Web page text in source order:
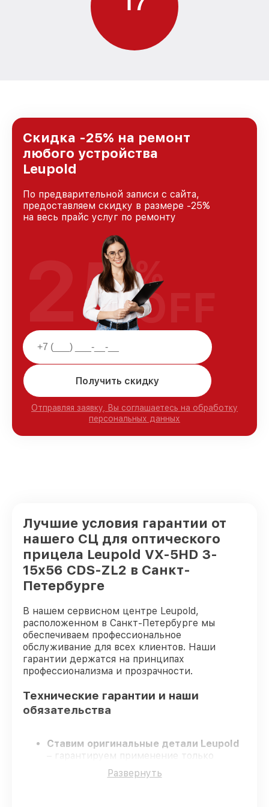
Скидка -25% на ремонт
любого устройства
Leupold
По предварительной записи с сайта,
предоставляем скидку в размере -25%
на весь прайс услуг по ремонту
Получить скидку
Отправляя заявку, Вы соглашаетесь на обработку
персональных данных
25%
OFF
Лучшие условия гарантии от
нашего СЦ для оптического
прицела Leupold VX-5HD 3-
15x56 CDS-ZL2 в Санкт-
Петербурге
В нашем сервисном центре Leupold,
расположенном в Санкт-Петербурге мы
обеспечиваем профессиональное
обслуживание для всех клиентов. Наши
гарантии держатся на принципах
профессионализма и прозрачности.
Технические гарантии и наши
обязательства
Ставим оригинальные детали Leupold
– гарантируем применение только
подлинных комплектующих.
Сертифицированные мастера
Развернуть